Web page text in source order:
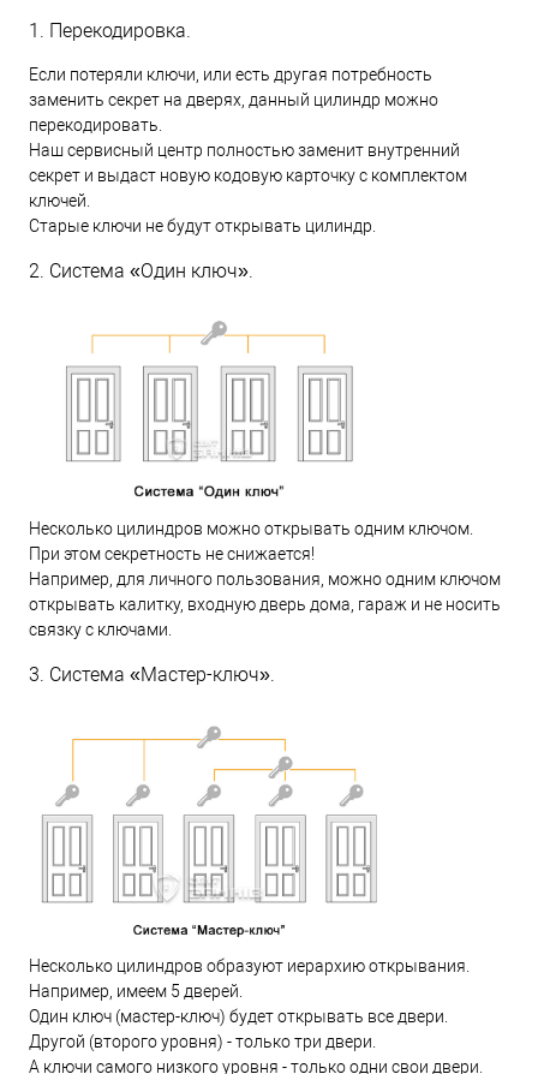
1. Перекодировка.
Если потеряли ключи, или есть другая потребность
заменить секрет на дверях, данный цилиндр можно
перекодировать.
Наш сервисный центр полностью заменит внутренний
секрет и выдаст новую кодовую карточку с комплектом
ключей.
Старые ключи не будут открывать цилиндр.
2. Система «Один ключ».
Несколько цилиндров можно открывать одним ключом.
При этом секретность не снижается!
Например, для личного пользования, можно одним ключом
открывать калитку, входную дверь дома, гараж и не носить
связку с ключами.
3. Система «Мастер-ключ».
Несколько цилиндров образуют иерархию открывания.
Например, имеем 5 дверей.
Один ключ (мастер-ключ) будет открывать все двери.
Другой (второго уровня) - только три двери.
А ключи самого низкого уровня - только одни свои двери.